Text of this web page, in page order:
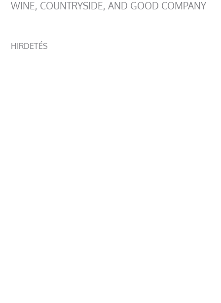
WINE, COUNTRYSIDE, AND GOOD COMPANY
HIRDETÉS